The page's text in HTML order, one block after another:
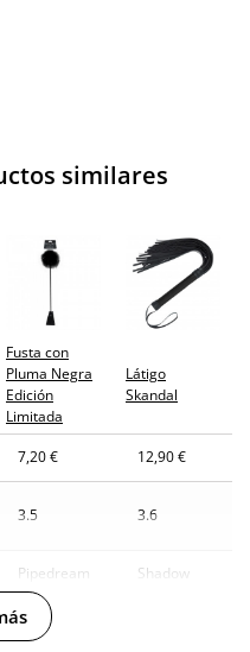
similares
Fusta con
Pluma Negra
Edición
Limitada
Látigo
Skandal
7,20 € 12,90 €
3.5 3.6
Pipedream Shadow
Negro